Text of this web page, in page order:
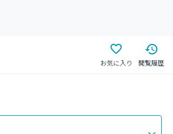
お気に入り 閲覧履歴